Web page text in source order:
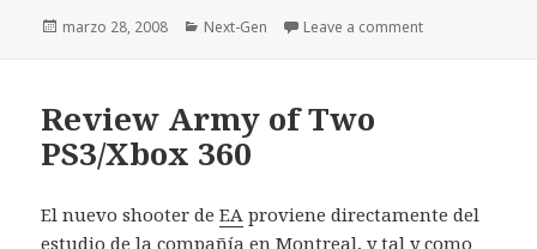
Publicado
marzo 28, 2008 Categorías
Next-Gen Leave a comment
Review Army of Two
PS3/Xbox 360
El nuevo shooter deEA proviene directamente del
estudio de la compañía en Montreal, y tal y como